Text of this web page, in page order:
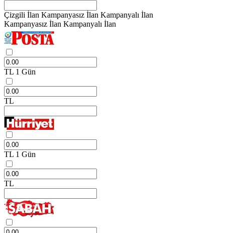
Çizgili İlan Kampanyasız İlan Kampanyalı İlan
Kampanyasız İlan Kampanyalı İlan
TL 1 Gün
TL
TL 1 Gün
TL